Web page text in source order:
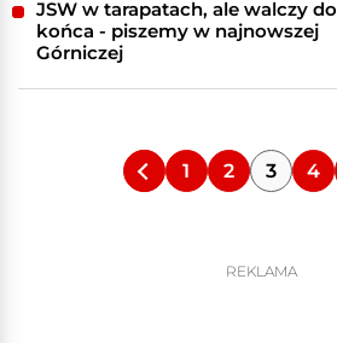
JSW w tarapatach, ale walczy do
końca - piszemy w najnowszej
Górniczej
1 2 3 4
REKLAMA